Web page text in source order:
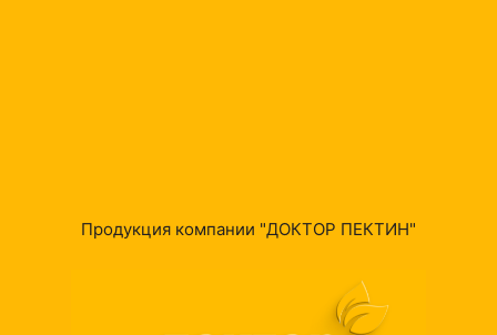
Продукция компании "ДОКТОР ПЕКТИН"